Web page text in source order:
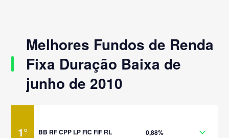
Melhores Fundos de Renda
Fixa Duração Baixa de
junho de 2010
1° BB RF CPP LP FIC FIF RL 0,88%